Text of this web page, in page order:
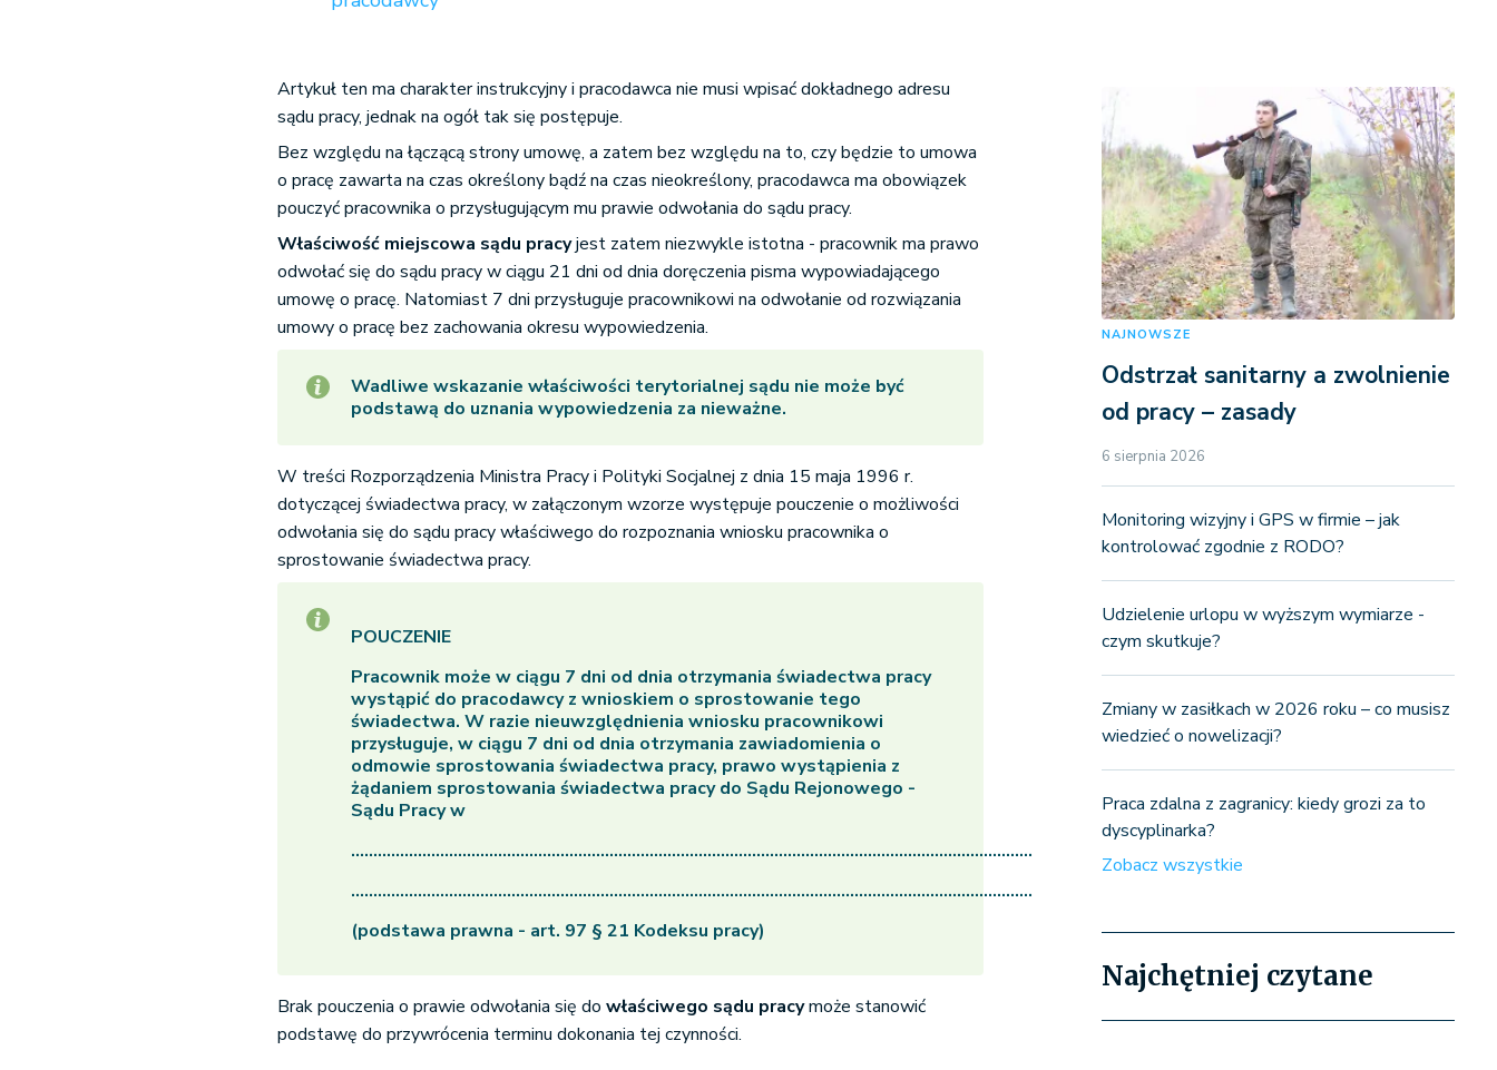
Artykuł ten ma charakter instrukcyjny i pracodawca nie musi wpisać dokładnego adresu
sądu pracy, jednak na ogół tak się postępuje.
Bez względu na łączącą strony umowę, a zatem bez względu na to, czy będzie to umowa
o pracę zawarta na czas określony bądź na czas nieokreślony, pracodawca ma obowiązek
pouczyć pracownika o przysługującym mu prawie odwołania do sądu pracy.
Właściwość miejscowa sądu pracyjest zatem niezwykle istotna - pracownik ma prawo
odwołać się do sądu pracy w ciągu 21 dni od dnia doręczenia pisma wypowiadającego
umowę o pracę. Natomiast 7 dni przysługuje pracownikowi na odwołanie od rozwiązania
umowy o pracę bez zachowania okresu wypowiedzenia.
Wadliwe wskazanie właściwości terytorialnej sądu nie może być
podstawą do uznania wypowiedzenia za nieważne.
W treści Rozporządzenia Ministra Pracy i Polityki Socjalnej z dnia 15 maja 1996 r.
dotyczącej świadectwa pracy, w załączonym wzorze występuje pouczenie o możliwości
odwołania się do sądu pracy właściwego do rozpoznania wniosku pracownika o
sprostowanie świadectwa pracy.
POUCZENIE
Pracownik może w ciągu 7 dni od dnia otrzymania świadectwa pracy
wystąpić do pracodawcy z wnioskiem o sprostowanie tego
świadectwa. W razie nieuwzględnienia wniosku pracownikowi
przysługuje, w ciągu 7 dni od dnia otrzymania zawiadomienia o
odmowie sprostowania świadectwa pracy, prawo wystąpienia z
żądaniem sprostowania świadectwa pracy do Sądu Rejonowego -
Sądu Pracy w
.........................................................................................................................................................
.........................................................................................................................................................
(podstawa prawna - art. 97 § 21 Kodeksu pracy)
Brak pouczenia o prawie odwołania się dowłaściwego sądu pracymoże stanowić
podstawę do przywrócenia terminu dokonania tej czynności.
NAJNOWSZE
Odstrzał sanitarny a zwolnienie
od pracy – zasady
6 sierpnia 2026
Monitoring wizyjny i GPS w firmie – jak
kontrolować zgodnie z RODO?
Udzielenie urlopu w wyższym wymiarze -
czym skutkuje?
Zmiany w zasiłkach w 2026 roku – co musisz
wiedzieć o nowelizacji?
Praca zdalna z zagranicy: kiedy grozi za to
dyscyplinarka?
Zobacz wszystkie
Najchętniej czytane